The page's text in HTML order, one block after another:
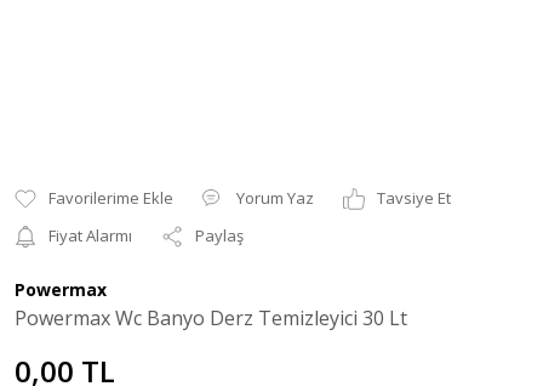
Yorum Yaz
Tavsiye Et
Fiyat Alarmı
Paylaş
Powermax
Powermax Wc Banyo Derz Temizleyici 30 Lt
0,00 TL